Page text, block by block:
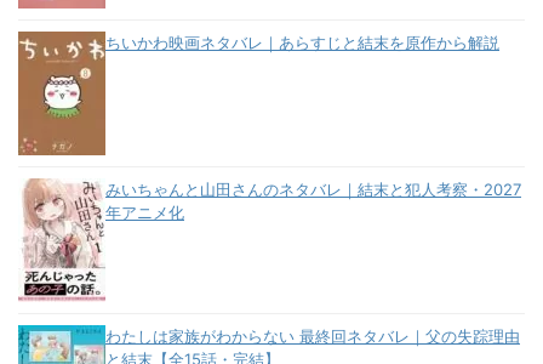
ちいかわ映画ネタバレ｜あらすじと結末を原作から解説
みいちゃんと山田さんのネタバレ｜結末と犯人考察・2027
年アニメ化
わたしは家族がわからない 最終回ネタバレ｜父の失踪理由
と結末【全15話・完結】